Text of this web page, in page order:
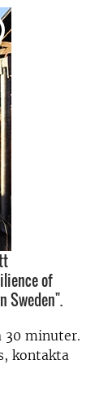
of
Sweden".
30 minuter.
kontakta